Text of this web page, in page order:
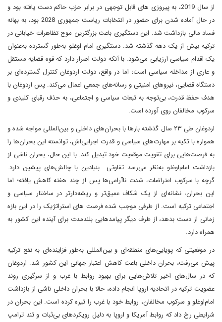
از سال 2019، به پیروزی های قابل توجهی در برابر حزب حاکم دست یافته بود و
در حال آماده شدن برای حضور در انتخابات ریاست جمهوری 2028 بود، به بهانه
فساد مالی بازداشت شد. این دستگیری باعث بزرگترین موج تظاهرات خیابانی در
ترکیه بیش از یک دهه گذشته شد. دستگیری امام اوغلو به‌طور گسترده به‌عنوان
یک اقدام سیاسی ارزیابی می‌شود. با آنکه دولت اصرار دارد که قوه قضایه مستقل
و عاری از مداخله سیاسی است؛ اما در واقع، دولت اردوغان کنترل گسترده‌ای بر
دستگاه قضایی، نیروهای امنیتی و رسانه‌های جمعی اعمال می‌کند. پس اردوغان با
هدف حفظ قدرت، بی‌توجه به تبعات سیاسی و اجتماعی، به حذف رقبای کلیدی و
سرکوب مخالفان روی آورده است.
اردوغان طی ۲۳ سال گذشته بارها با بحران‌های داخلی و بین‌المللی مواجه شده و
همواره با تکیه بر مهارت‌های سیاسی و قدرت اجرایی‌اش، توانسته این بحران‌ها را
به فرصت‌هایی برای تقویت موقعیت خود تبدیل کند. با این حال، بحران ناشی از
بازداشت امام‌اوغلو به‌نظر می‌رسد تفاوتی بنیادین با چالش‌های پیشین دارد.
گرچه با سرکوب اعتراضات، شدت ناآرامی‌ها پس از چند هفته کاهش یافته؛ اما
این بحران، نشانه‌ای از یک شکاف عمیق‌تر و ریشه‌دارتر در ساختار سیاسی و
اجتماعی ترکیه است. از طرفی موجب شده فرصت های استراتژیک را در این بازه
زمانی از دست بدهد، از طرف دیگر پیامدهایی بلندمدت برای آینده این کشور به
همراه دارد.
در موقعیتی که پویایی‌های منطقه‌ای و بین‌المللی به‌طور فزاینده‌ای به نفع ترکیه
پیش می‌رفت، بحران داخلی باعث کاهش اعتبار جهانی این کشور شد. اردوغان
که در سال‌های اخیر تلاش‌هایی برای بهبود روابط با غرب و از سرگیری روند
عضویت ترکیه در اتحادیه اروپا انجام داده، حالا با بحران داخلی ناشی از بازداشت
امام‌اوغلو و سرکوب مخالفان، روابط خود با غرب را تیره کرده است. این بحران در
شرایطی رخ داد که روابط آمریکا و اروپا به دلیل رویکردهای بی‌ثبات و تند ترامپ